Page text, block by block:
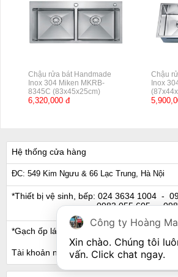
Chậu rửa bát Handmade
Inox 304 Miken MKRB-
8345C (83x45x25cm)
6,320,000 đ
Chậu
Inox
Hệ thống cửa hàng
ĐC: 549 Kim Ngưu & 66 Lạc Trung, Hà Nội
*Thiết bị vệ sinh, bếp: 024 3634 1004 -
0983 055 605-
*Gạch ốp lát, Ngói: 024 3632 0280 - 0911
Tài khoản ngân hàng
Công ty Hoàng
Xin chào. Chúng tôi
vấn. Click chat ngay.